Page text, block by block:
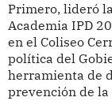
Primero, lideró
Academia IPD
en el Coliseo
política del
herramienta de
prevención de